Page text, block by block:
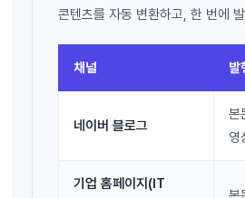
콘텐츠를 자동 변환하고, 한 번에
채널 발
네이버 블로그
본
영
기업 홈페이지(IT